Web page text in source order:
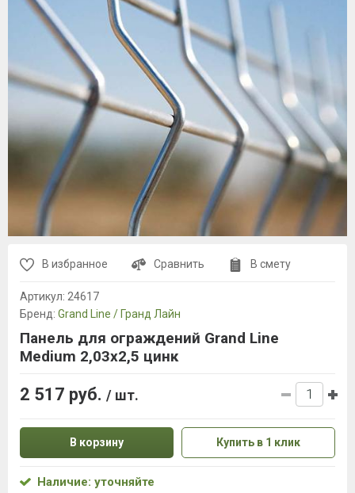
В избранное Сравнить В смету
Артикул: 24617
Бренд: Grand Line / Гранд Лайн
Панель для ограждений Grand Line
Medium 2,03x2,5 цинк
2 517 руб. / шт.
В корзину Купить в 1 клик
Наличие: уточняйте